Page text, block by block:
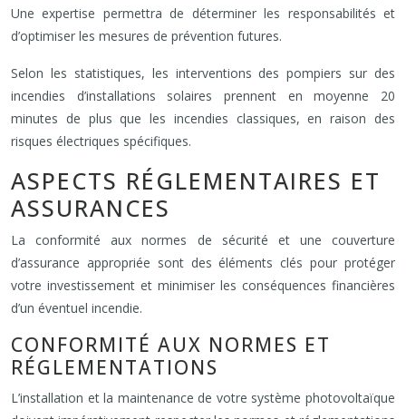
Une expertise permettra de déterminer les responsabilités et
d’optimiser les mesures de prévention futures.
Selon les statistiques, les interventions des pompiers sur des
incendies d’installations solaires prennent en moyenne 20
minutes de plus que les incendies classiques, en raison des
risques électriques spécifiques.
ASPECTS RÉGLEMENTAIRES ET
ASSURANCES
La conformité aux normes de sécurité et une couverture
d’assurance appropriée sont des éléments clés pour protéger
votre investissement et minimiser les conséquences financières
d’un éventuel incendie.
CONFORMITÉ AUX NORMES ET
RÉGLEMENTATIONS
L’installation et la maintenance de votre système photovoltaïque